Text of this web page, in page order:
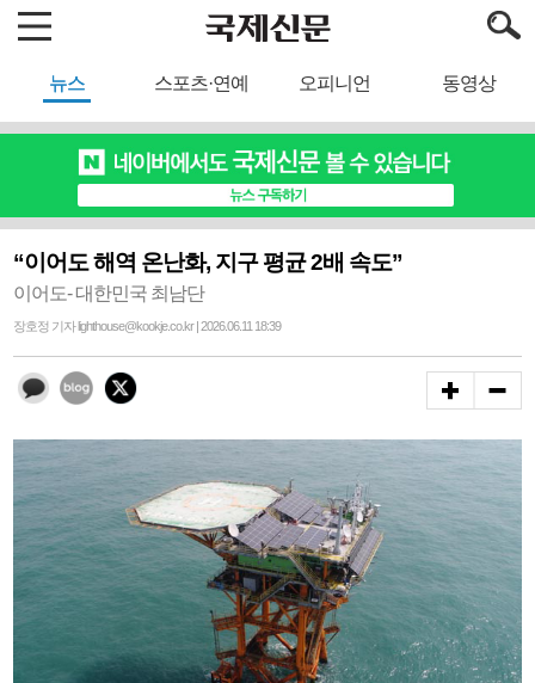
뉴스 스포츠·연예 오피니언 동영상
“이어도 해역 온난화, 지구 평균 2배 속도”
이어도- 대한민국 최남단
장호정 기자 lighthouse@kookje.co.kr | 2026.06.11 18:39